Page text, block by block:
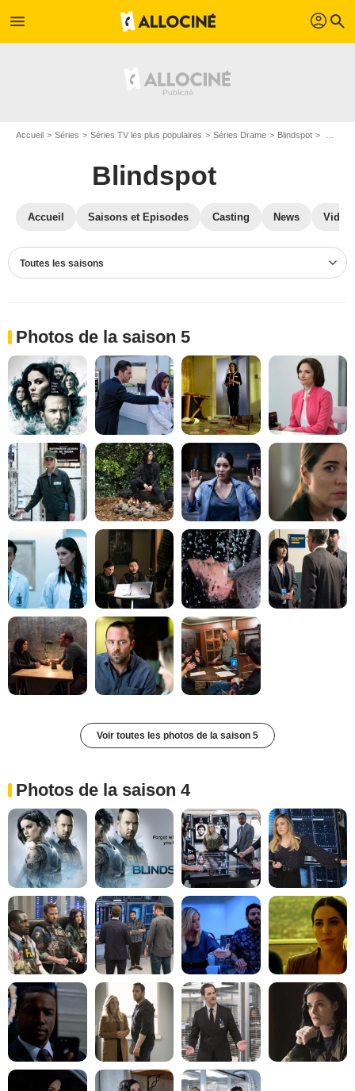
menu profil search
Accueil Séries Séries TV les plus populaires Séries Drame Blindspot
Blindspot
Accueil Saisons et Episodes Casting News
Toutes les saisons
Photos de la saison 5
Voir toutes les photos de la saison 5
Photos de la saison 4